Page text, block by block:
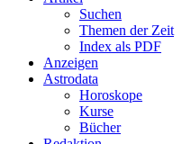
Suchen
Themen der Zeit
Index als PDF
Anzeigen
Astrodata
Horoskope
Kurse
Bücher